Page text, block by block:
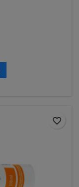
favorite_border